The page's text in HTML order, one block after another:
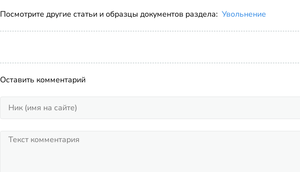
Посмотрите другие статьи и образцы документов раздела: Увольнение
Оставить комментарий